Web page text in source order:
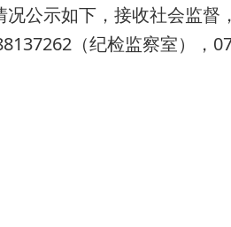
公示如下，接收社会监督
（纪检监察室），